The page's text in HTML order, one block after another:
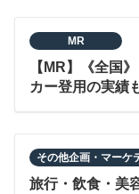
MR
【MR】《全国
カー登用の実績
その他企画・マーケ
旅行・飲食・美